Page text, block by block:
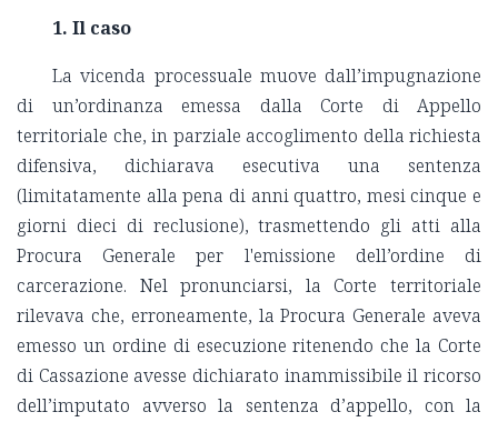
1. Il caso
La vicenda processuale muove dall’impugnazione
di un’ordinanza emessa dalla Corte di Appello
territoriale che, in parziale accoglimento della richiesta
difensiva, dichiarava esecutiva una sentenza
(limitatamente alla pena di anni quattro, mesi cinque e
giorni dieci di reclusione), trasmettendo gli atti alla
Procura Generale per l'emissione dell’ordine di
carcerazione. Nel pronunciarsi, la Corte territoriale
rilevava che, erroneamente, la Procura Generale aveva
emesso un ordine di esecuzione ritenendo che la Corte
di Cassazione avesse dichiarato inammissibile il ricorso
dell’imputato avverso la sentenza d’appello, con la